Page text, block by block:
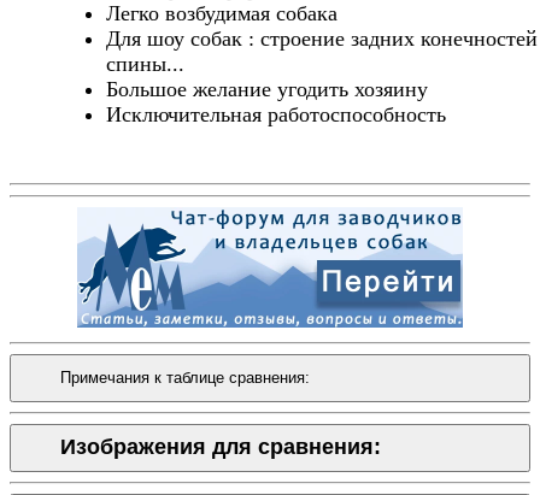
Легко возбудимая собака
Для шоу собак : строение задних
спины...
Большое желание угодить хозяину
Исключительная работоспособность
Примечания к таблице сравнения:
Изображения для сравнения: